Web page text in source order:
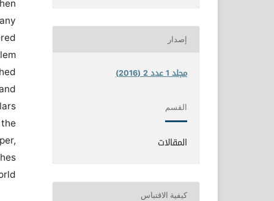
إصدار
مجلد 1 عدد 2 (2016)
القسم
المقالات
كيفية الاقتباس